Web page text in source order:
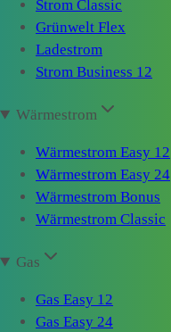
Strom Classic
Grünwelt Flex
Ladestrom
Strom Business 12
Wärmestrom
Wärmestrom Easy 12
Wärmestrom Easy 24
Wärmestrom Bonus
Wärmestrom Classic
Gas
Gas Easy 12
Gas Easy 24